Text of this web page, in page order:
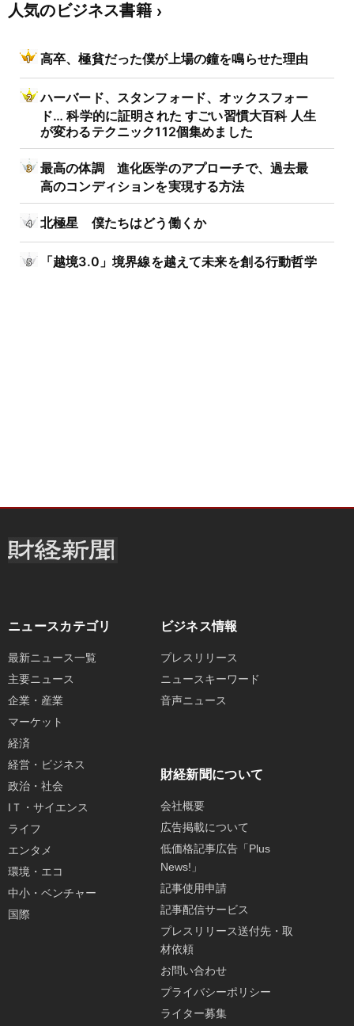
人気のビジネス書籍
高卒、極貧だった僕が上場の鐘を鳴らせた理由
ハーバード、スタンフォード、オックスフォー
ド… 科学的に証明された すごい習慣大百科 人生
が変わるテクニック112個集めました
最高の体調 進化医学のアプローチで、過去最
高のコンディションを実現する方法
北極星 僕たちはどう働くか
「越境3.0」境界線を越えて未来を創る行動哲学
ニュースカテゴリ
最新ニュース一覧
主要ニュース
企業・産業
マーケット
経済
経営・ビジネス
政治・社会
IＴ・サイエンス
ライフ
エンタメ
環境・エコ
中小・ベンチャー
国際
ビジネス情報
プレスリリース
ニュースキーワード
音声ニュース
財経新聞について
会社概要
広告掲載について
低価格記事広告「Plus
News!」
記事使用申請
記事配信サービス
プレスリリース送付先・取
材依頼
お問い合わせ
プライバシーポリシー
ライター募集